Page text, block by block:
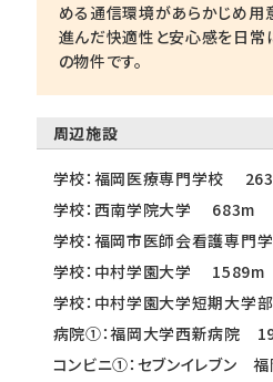
める通信環境があらかじめ用
進んだ快適性と安心感を日常
の物件です。
周辺施設
学校：福岡医療専門学校
学校：西南学院大学 683m
学校：福岡市医師会看護専
学校：中村学園大学 1589m
学校：中村学園大学短期大
病院①：福岡大学西新病院
コンビニ①：セブンイレブン